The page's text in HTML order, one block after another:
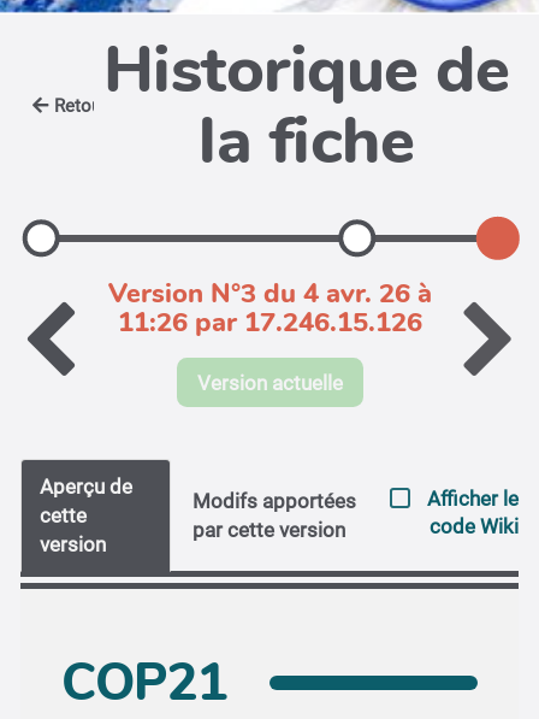
Retour Historique de
la fiche
Version N°3 du 4 avr. 26 à
11:26 par 17.246.15.126
Version actuelle
Aperçu de
cette
version
Modifs apportées
par cette version
Afficher le
code Wiki
COP21